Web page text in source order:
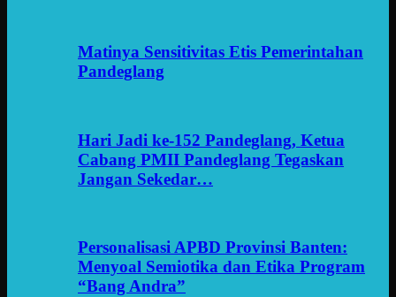
Matinya Sensitivitas Etis Pemerintahan
Pandeglang
Hari Jadi ke-152 Pandeglang, Ketua
Cabang PMII Pandeglang Tegaskan
Jangan Sekedar…
Personalisasi APBD Provinsi Banten:
Menyoal Semiotika dan Etika Program
“Bang Andra”